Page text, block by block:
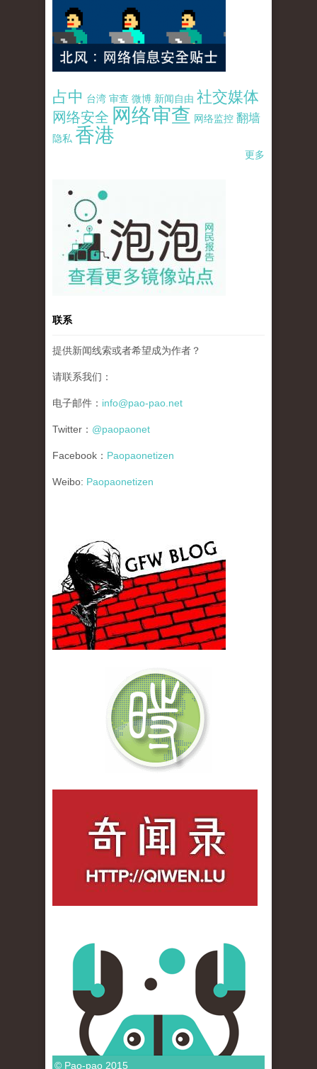
占中 台湾 审查 微博 新闻自由 社交媒体
网络安全 网络审查 网络监控 翻墙
隐私 香港
更多
pao-pao-banner-mirror-site-120814.jpg
联系
提供新闻线索或者希望成为作者？
请联系我们：
电子邮件： info@pao-pao.net
Twitter： @paopaonet
Facebook： Paopaonetizen
Weibo: Paopaonetizen
gfw_blog_small.jpg
© Pao-pao 2015